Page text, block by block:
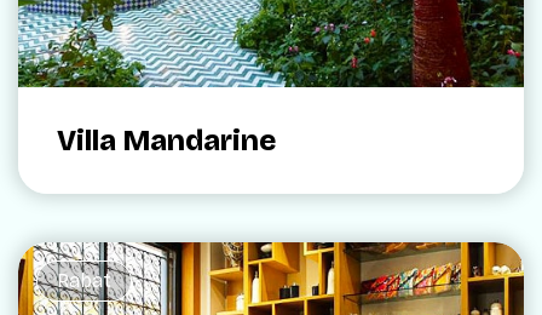
Villa Mandarine
Rabat